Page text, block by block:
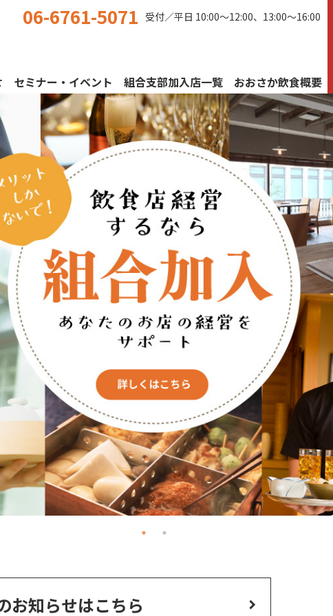
セミナー・イベント 組合支部加入店一覧 おおさか飲食概要
06-6761-5071 受付／平日 10:00〜12:00、13:00〜16:00
お知らせはこちら